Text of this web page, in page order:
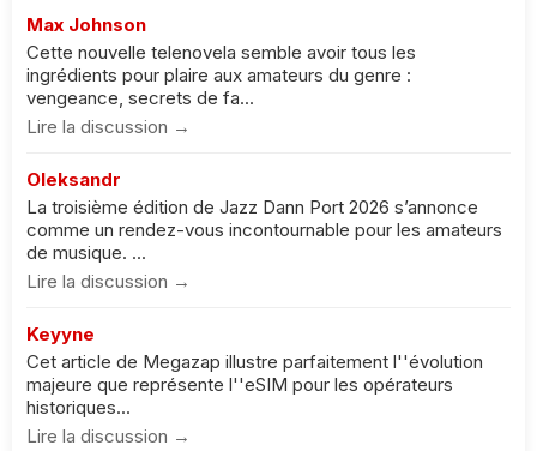
Max Johnson
Cette nouvelle telenovela semble avoir tous les
ingrédients pour plaire aux amateurs du genre :
vengeance, secrets de fa...
Lire la discussion →
Oleksandr
La troisième édition de Jazz Dann Port 2026 s’annonce
comme un rendez-vous incontournable pour les amateurs
de musique. ...
Lire la discussion →
Keyyne
Cet article de Megazap illustre parfaitement l''évolution
majeure que représente l''eSIM pour les opérateurs
historiques...
Lire la discussion →